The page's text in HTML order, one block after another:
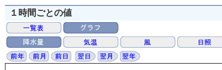
１時間ごとの値